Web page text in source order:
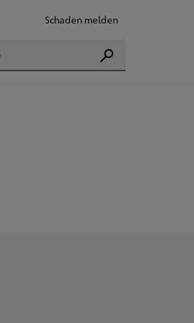
Schaden melden
Suchen
Suchen